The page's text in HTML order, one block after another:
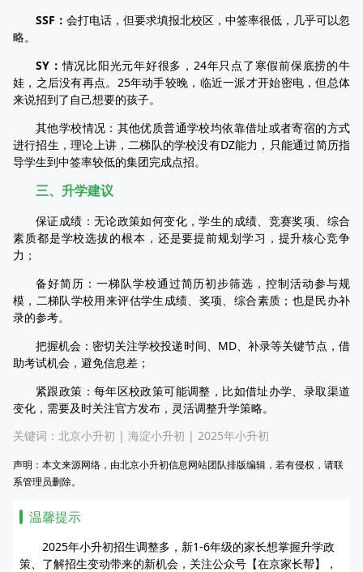
SSF： 会打电话，但要求填报北校区，中签率很低，几乎可以忽
略。
SY：情况比阳光元年好很多，24年只点了寒假前保底捞的牛
娃，之后没有再点。25年动手较晚，临近一派才开始密电，但总体
来说招到了自己想要的孩子。
其他学校情况：其他优质普通学校均依靠借址或者寄宿的方式
进行招生，理论上讲，二梯队的学校没有DZ能力，只能通过简历指
导学生到中签率较低的集团完成点招。
三、升学建议
保证成绩：无论政策如何变化，学生的成绩、竞赛奖项、综合
素质都是学校选拔的根本，还是要提前规划学习，提升核心竞争
力；
备好简历：一梯队学校通过简历初步筛选，控制活动参与规
模，二梯队学校用来评估学生成绩、奖项、综合素质；也是民办补
录的参考。
把握机会：密切关注学校投递时间、MD、补录等关键节点，借
助考试机会，避免信息差；
紧跟政策：每年区校政策可能调整，比如借址办学、录取渠道
变化，需要及时关注官方发布，灵活调整升学策略。
关键词： 北京小升初 | 海淀小升初 | 2025年小升初
声明：本文来源网络，由北京小升初信息网站团队排版编辑，若有侵权，请联
系管理员删除。
温馨提示
2025年小升初招生调整多，新1-6年级的家长想掌握升学政
策、了解招生变动带来的新机会，关注公众号【在京家长帮】，